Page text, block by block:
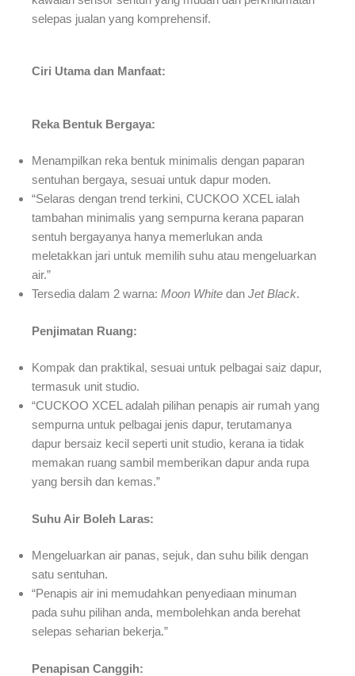
selepas jualan yang komprehensif.
Ciri Utama dan Manfaat:
Reka Bentuk Bergaya:
Menampilkan reka bentuk minimalis dengan paparan
sentuhan bergaya, sesuai untuk dapur moden.
“Selaras dengan trend terkini, CUCKOO XCEL ialah
tambahan minimalis yang sempurna kerana paparan
sentuh bergayanya hanya memerlukan anda
meletakkan jari untuk memilih suhu atau mengeluarkan
air.”
Tersedia dalam 2 warna: Moon White dan Jet Black.
Penjimatan Ruang:
Kompak dan praktikal, sesuai untuk pelbagai saiz dapur,
termasuk unit studio.
“CUCKOO XCEL adalah pilihan penapis air rumah yang
sempurna untuk pelbagai jenis dapur, terutamanya
dapur bersaiz kecil seperti unit studio, kerana ia tidak
memakan ruang sambil memberikan dapur anda rupa
yang bersih dan kemas.”
Suhu Air Boleh Laras:
Mengeluarkan air panas, sejuk, dan suhu bilik dengan
satu sentuhan.
“Penapis air ini memudahkan penyediaan minuman
pada suhu pilihan anda, membolehkan anda berehat
selepas seharian bekerja.”
Penapisan Canggih: